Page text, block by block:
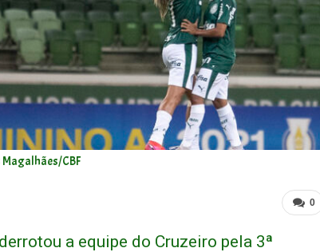
Magalhães/CBF
0
a equipe do Cruzeiro pela 3ª